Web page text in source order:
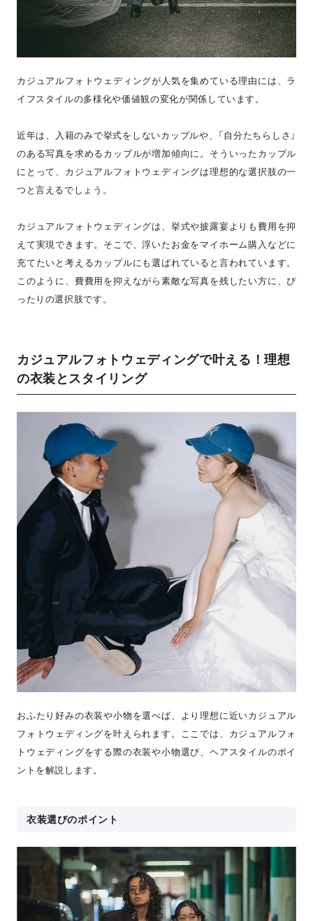
カジュアルフォトウェディングが人気を集めている理由には、ラ
イフスタイルの多様化や価値観の変化が関係しています。
近年は、入籍のみで挙式をしないカップルや、「自分たちらしさ」
のある写真を求めるカップルが増加傾向に。そういったカップル
にとって、カジュアルフォトウェディングは理想的な選択肢の一
つと言えるでしょう。
カジュアルフォトウェディングは、挙式や披露宴よりも費用を抑
えて実現できます。そこで、浮いたお金をマイホーム購入などに
充てたいと考えるカップルにも選ばれていると言われています。
このように、費費用を抑えながら素敵な写真を残したい方に、ぴ
ったりの選択肢です。
カジュアルフォトウェディングで叶える！理想
の衣装とスタイリング
おふたり好みの衣装や小物を選べば、より理想に近いカジュアル
フォトウェディングを叶えられます。ここでは、カジュアルフォ
トウェディングをする際の衣装や小物選び、ヘアスタイルのポイ
ントを解説します。
衣装選びのポイント